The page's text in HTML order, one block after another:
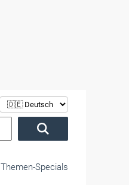
Themen-Specials